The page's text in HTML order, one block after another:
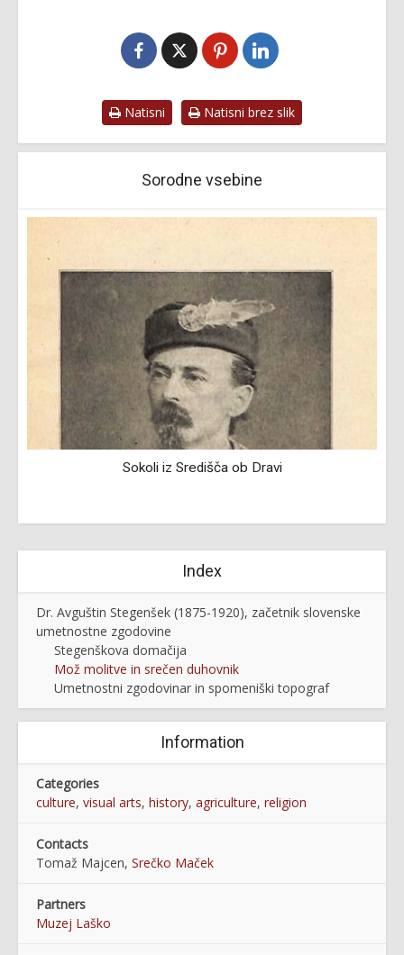
Natisni Natisni brez slik
Sorodne vsebine
Sokoli iz Središča ob Dravi
Index
Dr. Avguštin Stegenšek (1875-1920), začetnik slovenske
umetnostne zgodovine
Stegenškova domačija
Mož molitve in srečen duhovnik
Umetnostni zgodovinar in spomeniški topograf
Information
Categories
culture, visual arts, history, agriculture, religion
Contacts
Tomaž Majcen, Srečko Maček
Partners
Muzej Laško